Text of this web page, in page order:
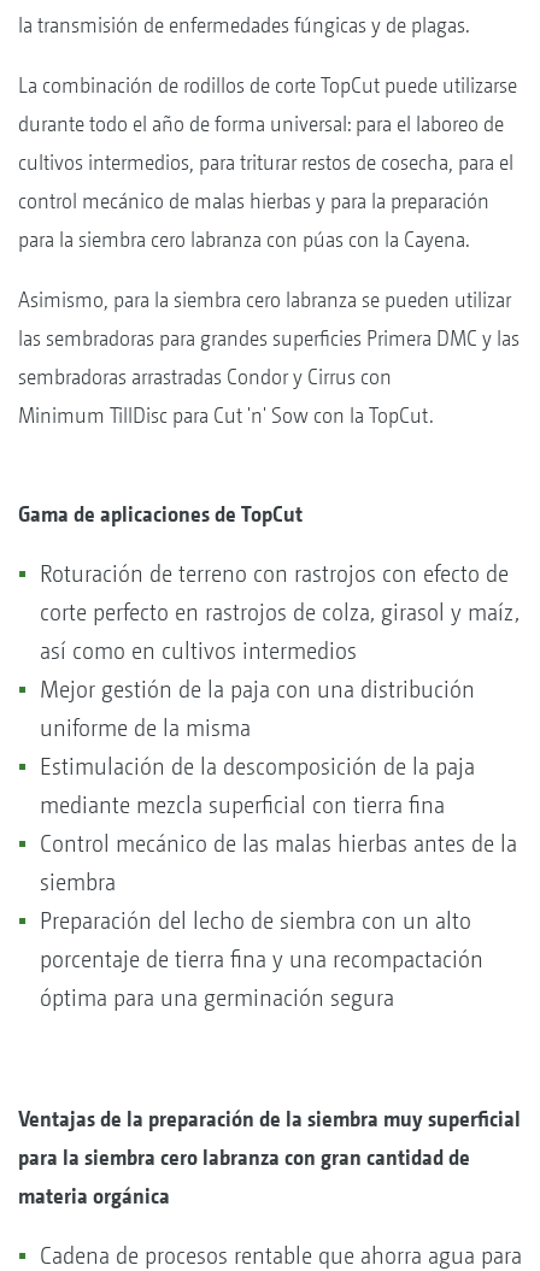
la transmisión de enfermedades fúngicas y de plagas.
La combinación de rodillos de corte TopCut puede utilizarse
durante todo el año de forma universal: para el laboreo de
cultivos intermedios, para triturar restos de cosecha, para el
control mecánico de malas hierbas y para la preparación
para la siembra cero labranza con púas con la Cayena.
Asimismo, para la siembra cero labranza se pueden utilizar
las sembradoras para grandes superficies Primera DMC y las
sembradoras arrastradas Condor y Cirrus con
Minimum TillDisc para Cut 'n' Sow con la TopCut.
Gama de aplicaciones de TopCut
Roturación de terreno con rastrojos con efecto de
corte perfecto en rastrojos de colza, girasol y maíz,
así como en cultivos intermedios
Mejor gestión de la paja con una distribución
uniforme de la misma
Estimulación de la descomposición de la paja
mediante mezcla superficial con tierra fina
Control mecánico de las malas hierbas antes de la
siembra
Preparación del lecho de siembra con un alto
porcentaje de tierra fina y una recompactación
óptima para una germinación segura
Ventajas de la preparación de la siembra muy superficial
para la siembra cero labranza con gran cantidad de
materia orgánica
Cadena de procesos rentable que ahorra agua para